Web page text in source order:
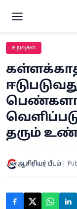
உறவுகள்
தரும்
ஆசிரியர் பீடம்